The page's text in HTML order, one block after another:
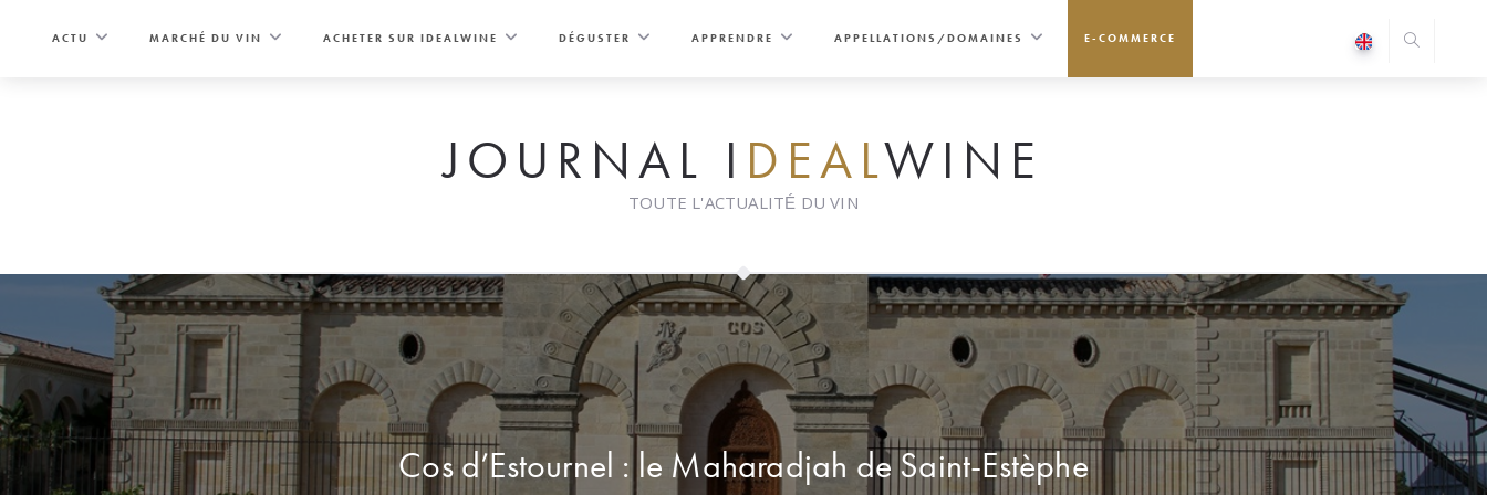
ACTU MARCHÉ DU VIN ACHETER SUR IDEALWINE DÉGUSTER APPRENDRE APPELLATIONS/DOMAINES E-COMMERCE
JOURNAL I DEALWINE
TOUTE L'ACTUALITÉ DU VIN
Cos d’Estournel : le Maharadjah de Saint-Estèphe